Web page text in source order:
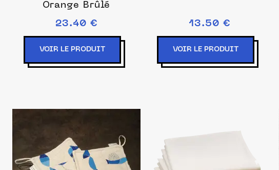
Orange Brûlé
23.40 €
VOIR LE PRODUIT
13.50 €
VOIR LE PRODUIT